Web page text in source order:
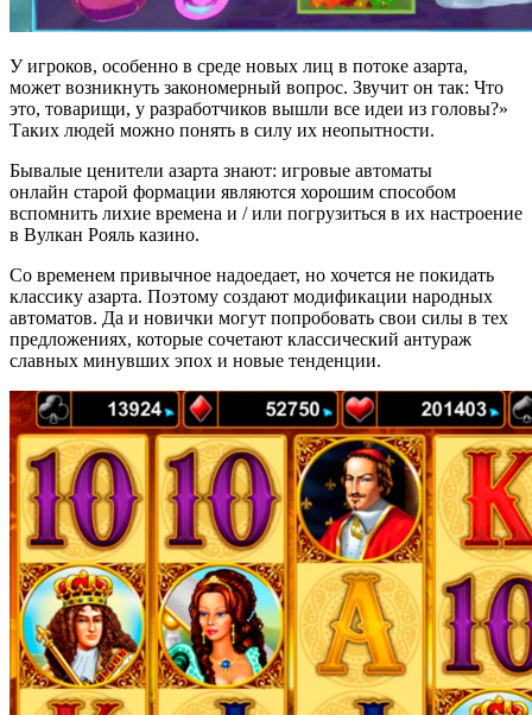
У игроков, особенно в среде новых лиц в потоке азарта,
может возникнуть закономерный вопрос. Звучит он так: Что
это, товарищи, у разработчиков вышли все идеи из головы?»
Таких людей можно понять в силу их неопытности.
Бывалые ценители азарта знают: игровые автоматы
онлайн старой формации являются хорошим способом
вспомнить лихие времена и / или погрузиться в их настроение
в Вулкан Рояль казино.
Со временем привычное надоедает, но хочется не покидать
классику азарта. Поэтому создают модификации народных
автоматов. Да и новички могут попробовать свои силы в тех
предложениях, которые сочетают классический антураж
славных минувших эпох и новые тенденции.